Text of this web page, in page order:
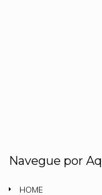
Navegue por
HOME